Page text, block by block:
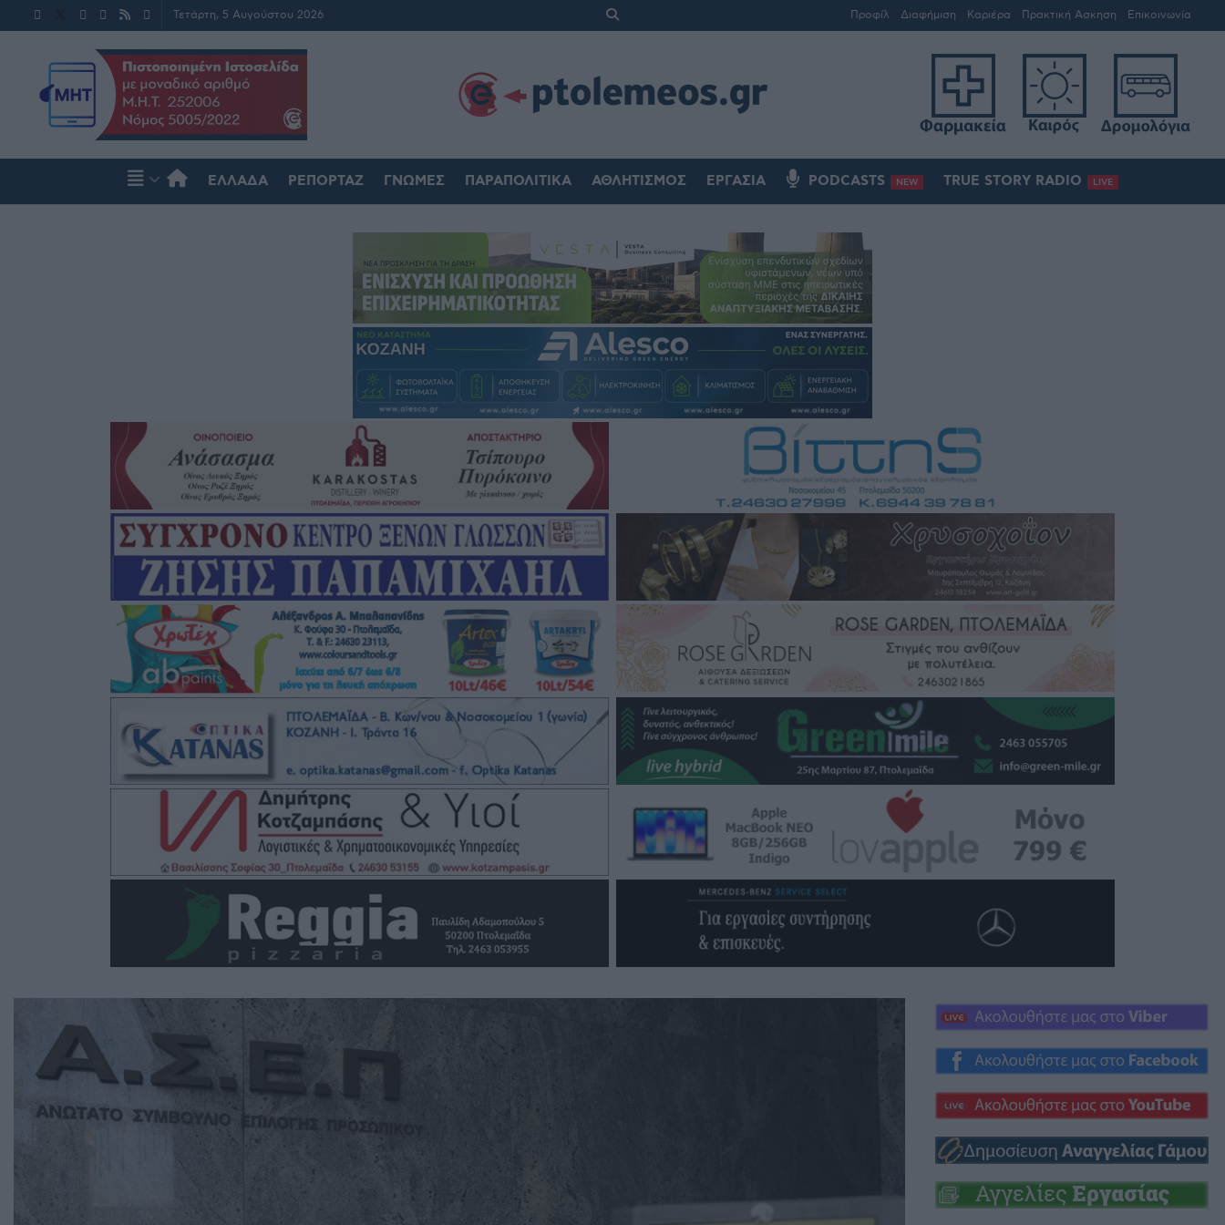
Τετάρτη, 5 Αυγούστου 2026 Προφίλ Διαφήμιση Καριέρα Πρακτική Άσκηση Επικοινωνία
ΕΛΛΆΔΑ ΡΕΠΟΡΤΆΖ ΓΝΏΜΕΣ ΠΑΡΑΠΟΛΙΤΙΚΆ ΑΘΛΗΤΙΣΜΌΣ ΕΡΓΑΣΊΑ PODCASTS NEW TRUE STORY RADIO LIVE